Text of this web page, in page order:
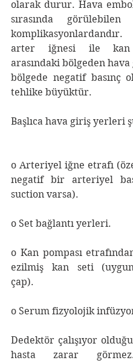
olarak durur. Hava
sırasında
arter iğnesi ile kan
arasındaki bölgeden
bölgede negatif basınç
tehlike büyüktür.
Başlıca hava giriş yerleri
o Arteriyel iğne etrafı
negatif bir arteriyel
suction varsa).
o Set bağlantı yerleri.
o Kan pompası
ezilmiş kan seti
çap).
o Serum fizyolojik
Dedektör çalışıyor
hasta zarar